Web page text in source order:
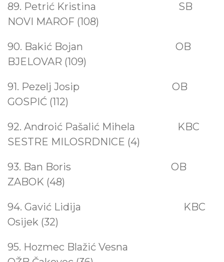
89. Petrić Kristina SB
NOVI MAROF (108)
90. Bakić Bojan
OB
BJELOVAR (109)
91. Pezelj Josip
OB
GOSPIĆ (112)
92. Androić Pašalić Mihela KBC
SESTRE MILOSRDNICE (4)
93. Ban Boris
OB
ZABOK (48)
94. Gavić Lidija KBC
Osijek (32)
95. Hozmec Blažić Vesna